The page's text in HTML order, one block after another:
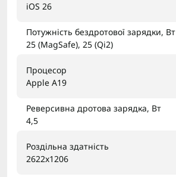
iOS 26
Потужність бездротової зарядки, Вт
25 (MagSafe), 25 (Qi2)
Процесор
Apple A19
Реверсивна дротова зарядка, Вт
4,5
Роздільна здатність
2622x1206